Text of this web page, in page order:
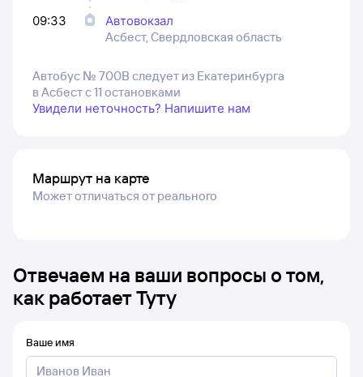
09:33
Автовокзал
Асбест, Свердловская область
Автобус № 700В следует из Екатеринбурга
в Асбест с 11 остановками
Увидели неточность? Напишите нам
Маршрут на карте
Может отличаться от реального
Отвечаем на ваши вопросы о том,
как работает Туту
Ваше имя